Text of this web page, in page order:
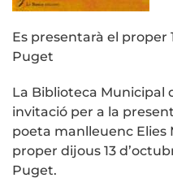
Es presentarà el proper
Puget
La Biblioteca Municipal
invitació per a la
poeta manlleuenc Elies
proper dijous 13
Puget.